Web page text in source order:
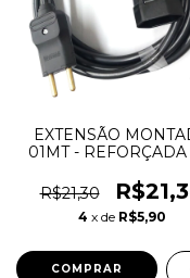
EXTENSÃO
01MT - REFORÇADA
R$21,30
4 x de R$5,90